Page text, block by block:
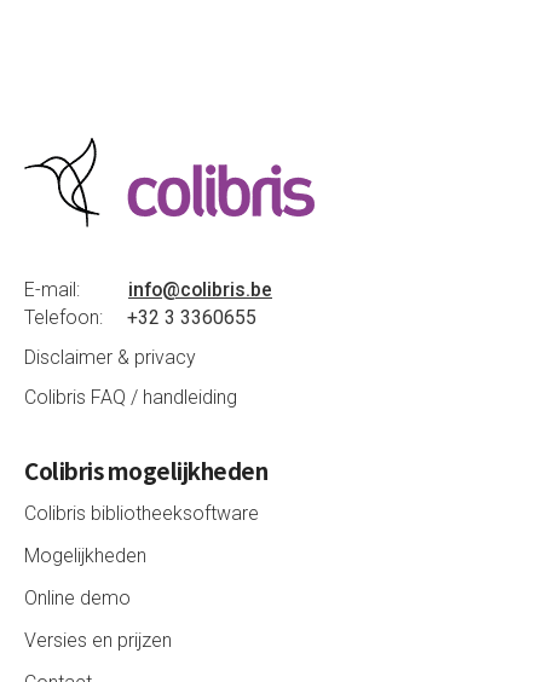
E-mail: info@colibris.be
Telefoon: +32 3 3360655
Disclaimer & privacy
Colibris FAQ / handleiding
Colibris mogelijkheden
Colibris bibliotheeksoftware
Mogelijkheden
Online demo
Versies en prijzen